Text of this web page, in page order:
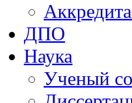
ДПО
Наука
Ученый